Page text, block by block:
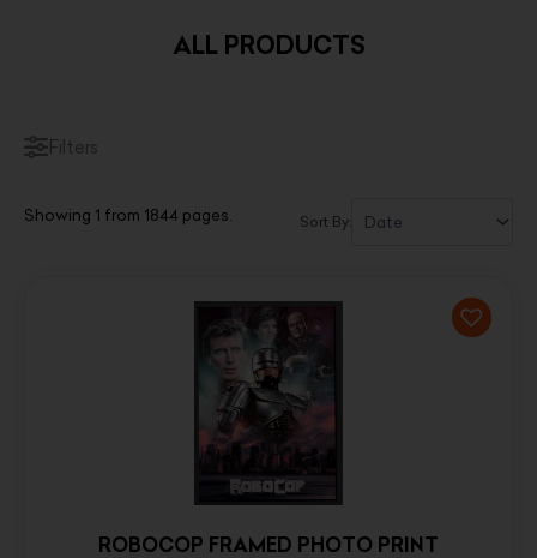
ALL PRODUCTS
Filters
Showing 1 from 1844 pages. Sort By:
ROBOCOP FRAMED PHOTO PRINT